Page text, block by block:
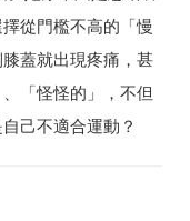
從門檻不高的「慢
蓋就出現疼痛，甚
「怪怪的」，不但
己不適合運動？